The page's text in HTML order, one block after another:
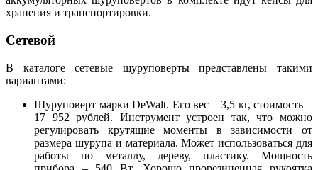
хранения и транспортировки.
Сетевой
В каталоге сетевые шуруповерты представлены такими
вариантами:
Шуруповерт марки DeWalt. Его вес – 3,5 кг, стоимость –
17 952 рублей. Инструмент устроен так, что можно
регулировать крутящие моменты в зависимости от
размера шурупа и материала. Может использоваться для
работы по металлу, дереву, пластику. Мощность